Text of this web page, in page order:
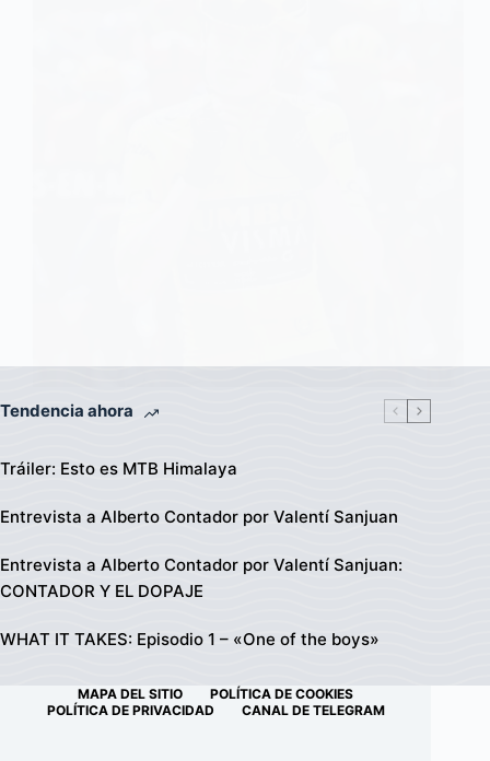
Tendencia ahora
Tráiler: Esto es MTB Himalaya
Entrevista a Alberto Contador por Valentí Sanjuan
Entrevista a Alberto Contador por Valentí Sanjuan:
CONTADOR Y EL DOPAJE
WHAT IT TAKES: Episodio 1 – «One of the boys»
MAPA DEL SITIO
POLÍTICA DE COOKIES
POLÍTICA DE PRIVACIDAD
CANAL DE TELEGRAM